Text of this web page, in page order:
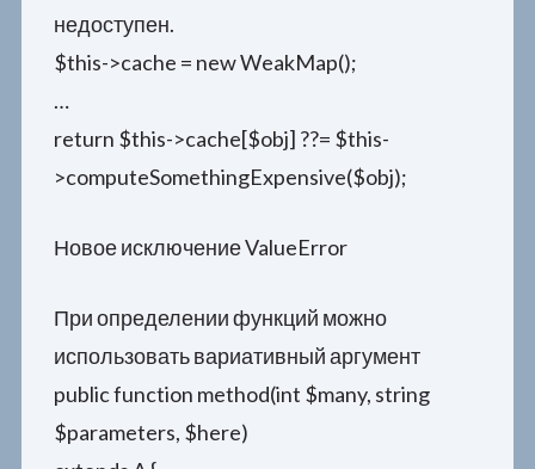
недоступен.
$this->cache = new WeakMap();
…
return $this->cache[$obj] ??= $this-
>computeSomethingExpensive($obj);
Новое исключение ValueError
При определении функций можно
использовать вариативный аргумент
public function method(int $many, string
$parameters, $here)